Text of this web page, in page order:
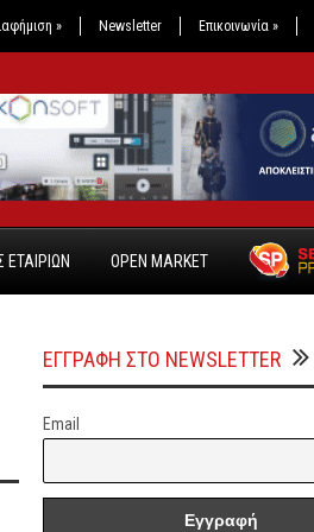
» Newsletter Επικοινωνία »
OPEN MARKET
ΕΓΓΡΑΦΗ ΣΤΟ NEWSLETTER
Email